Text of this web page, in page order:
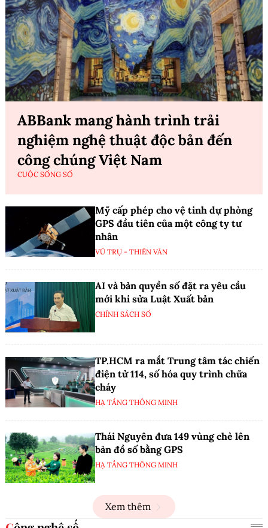
ABBank mang hành trình trải
nghiệm nghệ thuật độc bản đến
công chúng Việt Nam
CUỘC SỐNG SỐ
Mỹ cấp phép cho vệ tinh dự phòng
GPS đầu tiên của một công ty tư
nhân
VŨ TRỤ - THIÊN VĂN
AI và bản quyền số đặt ra yêu cầu
mới khi sửa Luật Xuất bản
CHÍNH SÁCH SỐ
TP.HCM ra mắt Trung tâm tác chiến
điện tử 114, số hóa quy trình chữa
cháy
HẠ TẦNG THÔNG MINH
Thái Nguyên đưa 149 vùng chè lên
bản đồ số bằng GPS
HẠ TẦNG THÔNG MINH
Xem thêm